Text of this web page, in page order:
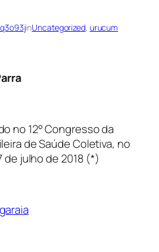
inUncategorized, urucum
no 12° Congresso da
de Saúde Coletiva, no
de julho de 2018 (*)